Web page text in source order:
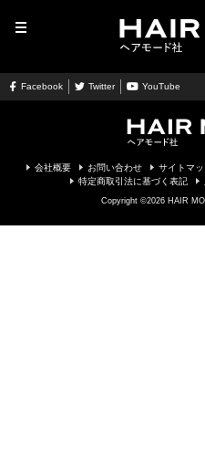
Facebook Twitter YouTube
会社概要 お問い合わせ サイトマ
特定商取引法に基づく表記
Copyright ©2026 HAIR